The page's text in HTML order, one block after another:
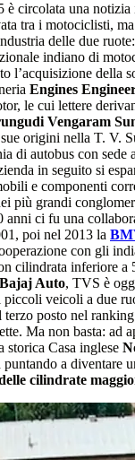
è circolata una notizia
tra i motociclisti,
delle due
indiano di
l’acquisizione della
Engines
le cui lettere
Vengaram
origini nella T. V.
di autobus con sede
in seguito si
e componenti
più grandi
anni ci fu una
poi nel 2013 la
con gli
cilindrata inferiore a
Bajaj Auto, TVS è
veicoli a due
posto nel
Ma non basta: ad
storica Casa inglese
puntando a diventare
cilindrate